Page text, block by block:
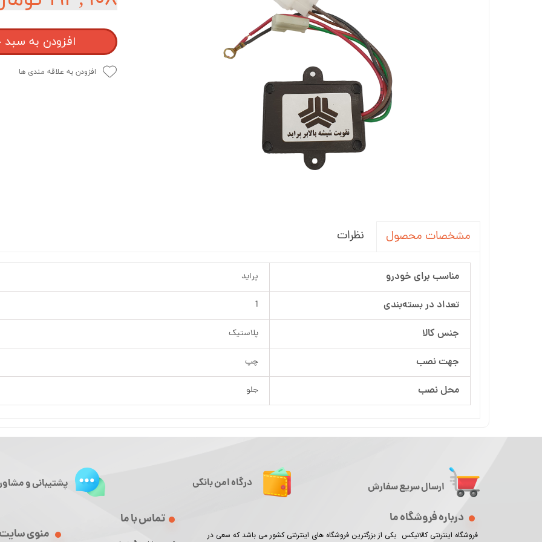
واکس ، پولیش و تمیز کننده خودرو
سردنده و گردگیر
سنسور و دزدگیر و جی پی اس خودرو
سیستم صوتی و تصویری خودرو
افزودن به سبد
افزودن به علاقه مندی ها
مشخصات محصول نظرات
مناسب برای خودرو پراید
تعداد در بسته‌بندی 1
جنس کالا پلاستیک
جهت نصب چپ
محل نصب جلو
ارسال سریع سفارش
درباره فروشگاه ما
فروشگاه اینترنتی کالانیکس یکی از بزرگترین فروشگاه های اینترنتی کشور می باشد که سعی در
منوی
تماس با ما
درگاه امن بانکی پشتیبانی و